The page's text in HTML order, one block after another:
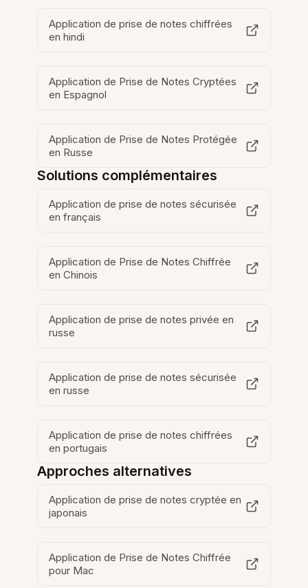
Application de prise de notes chiffrées
en hindi
Application de Prise de Notes Cryptées
en Espagnol
Application de Prise de Notes Protégée
en Russe
Solutions complémentaires
Application de prise de notes sécurisée
en français
Application de Prise de Notes Chiffrée
en Chinois
Application de prise de notes privée en
russe
Application de prise de notes sécurisée
en russe
Application de prise de notes chiffrées
en portugais
Approches alternatives
Application de prise de notes cryptée en
japonais
Application de Prise de Notes Chiffrée
pour Mac